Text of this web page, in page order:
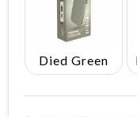
Died Green